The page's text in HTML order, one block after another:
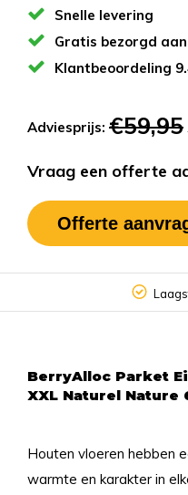
Snelle levering
Gratis bezorgd
Klantbeoordeling
Adviesprijs: €59,95
Vraag een offerte
Offerte
BerryAlloc Parket
XXL Naturel Nature
Houten vloeren hebben
warmte en karakter in